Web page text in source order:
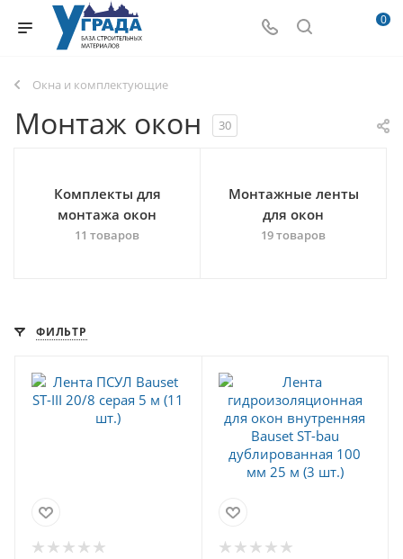
0
Окна и комплектующие
Монтаж окон 30
Комплекты для
монтажа окон
11 товаров
Монтажные ленты
для окон
19 товаров
ФИЛЬТР